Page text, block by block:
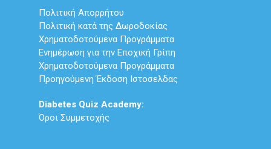
Πολιτική Απορρήτου
Πολιτική κατά της Δωροδοκίας
Χρηματοδοτούμενα Προγράμματα
Ενημέρωση για την Εποχική Γρίπη
Χρηματοδοτούμενα Προγράμματα
Προηγούμενη Έκδοση Ιστοσελδας
Diabetes Quiz Academy:
Όροι Συμμετοχής